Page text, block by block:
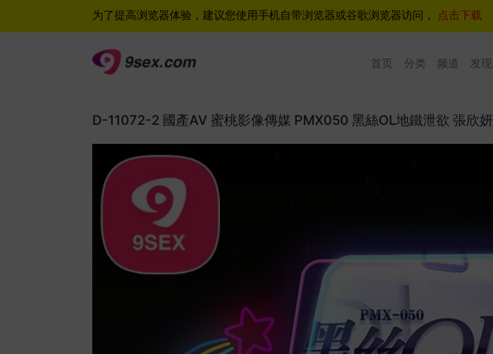
为了提高浏览器体验，建议您使用手机自带浏览器或谷歌浏览器访问， 点击下载
首页 分类 频道 发现
D-11072-2 國產AV 蜜桃影像傳媒 PMX050 黑絲OL地鐵泄欲 張欣妍